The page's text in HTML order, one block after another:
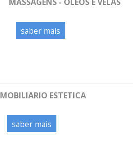
saber mais
MOBILIARIO ESTETICA
saber mais